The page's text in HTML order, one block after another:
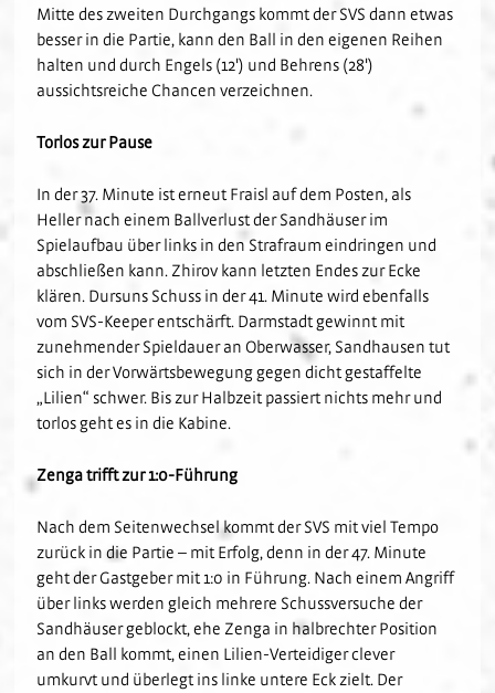
Mitte des zweiten Durchgangs kommt der SVS dann etwas
besser in die Partie, kann den Ball in den eigenen Reihen
halten und durch Engels (12') und Behrens (28')
aussichtsreiche Chancen verzeichnen.
Torlos zur Pause
In der 37. Minute ist erneut Fraisl auf dem Posten, als
Heller nach einem Ballverlust der Sandhäuser im
Spielaufbau über links in den Strafraum eindringen und
abschließen kann. Zhirov kann letzten Endes zur Ecke
klären. Dursuns Schuss in der 41. Minute wird ebenfalls
vom SVS-Keeper entschärft. Darmstadt gewinnt mit
zunehmender Spieldauer an Oberwasser, Sandhausen tut
sich in der Vorwärtsbewegung gegen dicht gestaffelte
„Lilien“ schwer. Bis zur Halbzeit passiert nichts mehr und
torlos geht es in die Kabine.
Zenga trifft zur 1:0-Führung
Nach dem Seitenwechsel kommt der SVS mit viel Tempo
zurück in die Partie – mit Erfolg, denn in der 47. Minute
geht der Gastgeber mit 1:0 in Führung. Nach einem Angriff
über links werden gleich mehrere Schussversuche der
Sandhäuser geblockt, ehe Zenga in halbrechter Position
an den Ball kommt, einen Lilien-Verteidiger clever
umkurvt und überlegt ins linke untere Eck zielt. Der